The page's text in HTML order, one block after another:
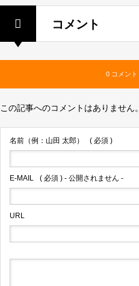
コメント
0 コメント
この記事へのコメントはありません。
名前（例：山田 太郎） ( 必須 )
E-MAIL ( 必須 ) - 公開されません -
URL